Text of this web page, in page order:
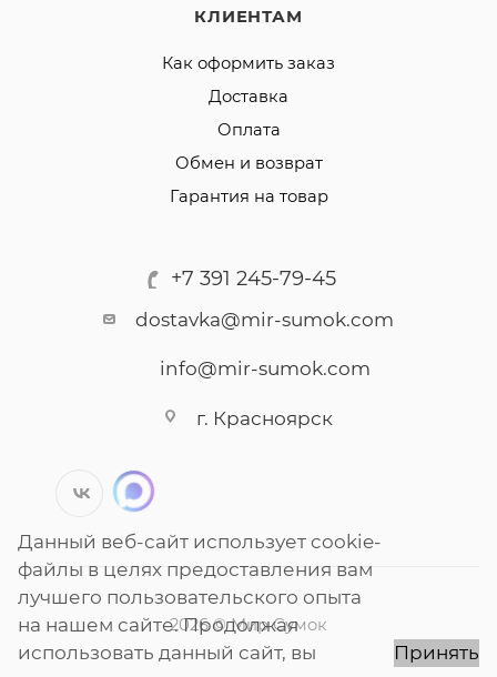
КЛИЕНТАМ
Как оформить заказ
Доставка
Оплата
Обмен и возврат
Гарантия на товар
+7 391 245-79-45
dostavka@mir-sumok.com
info@mir-sumok.com
г. Красноярск
2026 © Мир Сумок
Данный веб-сайт использует cookie-
файлы в целях предоставления вам
лучшего пользовательского опыта
на нашем сайте. Продолжая
использовать данный сайт, вы
Принять